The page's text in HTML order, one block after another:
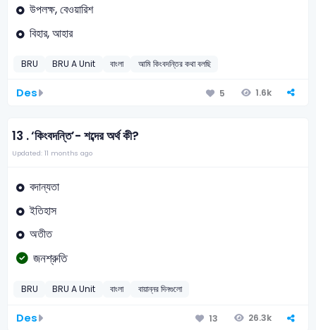
উপলক্ষ, বেওয়ারিশ
বিহার, আহার
BRU BRU A Unit বাংলা আমি কিংবদন্তির কথা বলছি
Des 5 1.6k
13 .‘কিংবদন্তি’- শব্দের অর্থ কী?
Updated: 11 months ago
বদান্যতা
ইতিহাস
অতীত
জনশ্রুতি
BRU BRU A Unit বাংলা বায়ান্নর দিনগুলো
Des 13 26.3k